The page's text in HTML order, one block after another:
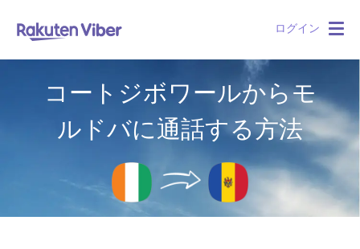
ログイン
コートジボワールからモ
ルドバに通話する方法